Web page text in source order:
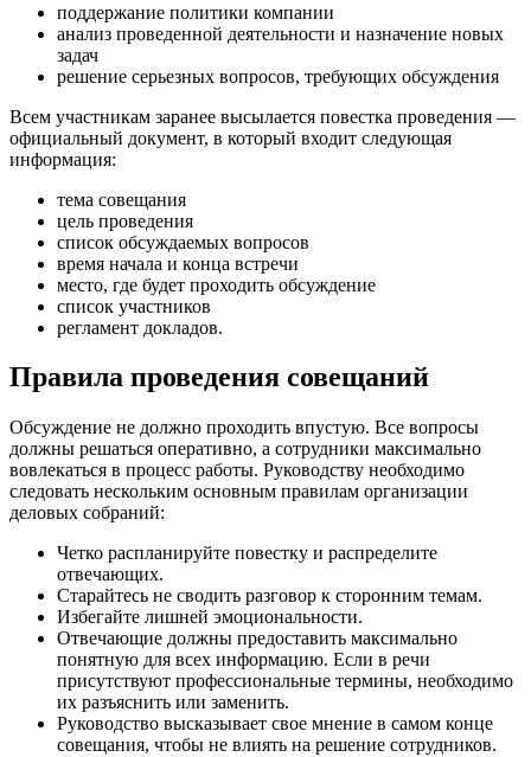
поддержание политики компании
анализ проведенной деятельности и назначение новых
задач
решение серьезных вопросов, требующих обсуждения
Всем участникам заранее высылается повестка проведения —
официальный документ, в который входит следующая
информация:
тема совещания
цель проведения
список обсуждаемых вопросов
время начала и конца встречи
место, где будет проходить обсуждение
список участников
регламент докладов.
Правила проведения совещаний
Обсуждение не должно проходить впустую. Все вопросы
должны решаться оперативно, а сотрудники максимально
вовлекаться в процесс работы. Руководству необходимо
следовать нескольким основным правилам организации
деловых собраний:
Четко распланируйте повестку и распределите
отвечающих.
Старайтесь не сводить разговор к сторонним темам.
Избегайте лишней эмоциональности.
Отвечающие должны предоставить максимально
понятную для всех информацию. Если в речи
присутствуют профессиональные термины, необходимо
их разъяснить или заменить.
Руководство высказывает свое мнение в самом конце
совещания, чтобы не влиять на решение сотрудников.